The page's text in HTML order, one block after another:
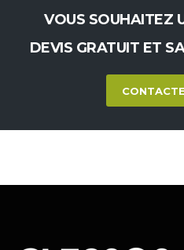
VOUS SOUHAITEZ
DEVIS GRATUIT ET